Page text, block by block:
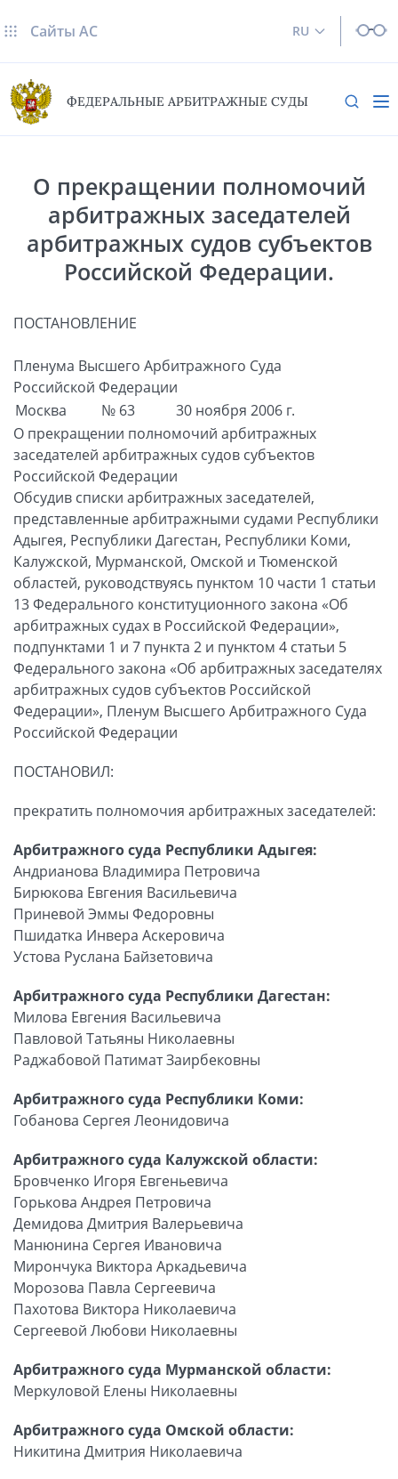
RU
Сайты AC
ФЕДЕРАЛЬНЫЕ АРБИТРАЖНЫЕ СУДЫ
О прекращении полномочий
арбитражных заседателей
арбитражных судов субъектов
Российской Федерации.
ПОСТАНОВЛЕНИЕ
Пленума Высшего Арбитражного Суда
Российской Федерации
Москва
№ 63
30 ноября 2006 г.
О прекращении полномочий арбитражных
заседателей арбитражных судов субъектов
Российской Федерации
Обсудив списки арбитражных заседателей,
представленные арбитражными судами Республики
Адыгея, Республики Дагестан, Республики Коми,
Калужской, Мурманской, Омской и Тюменской
областей, руководствуясь пунктом 10 части 1 статьи
13 Федерального конституционного закона «Об
арбитражных судах в Российской Федерации»,
подпунктами 1 и 7 пункта 2 и пунктом 4 статьи 5
Федерального закона «Об арбитражных заседателях
арбитражных судов субъектов Российской
Федерации», Пленум Высшего Арбитражного Суда
Российской Федерации
ПОСТАНОВИЛ:
прекратить полномочия арбитражных заседателей:
Арбитражного суда Республики Адыгея:
Андрианова Владимира Петровича
Бирюкова Евгения Васильевича
Приневой Эммы Федоровны
Пшидатка Инвера Аскеровича
Устова Руслана Байзетовича
Арбитражного суда Республики Дагестан:
Милова Евгения Васильевича
Павловой Татьяны Николаевны
Раджабовой Патимат Заирбековны
Арбитражного суда Республики Коми:
Гобанова Сергея Леонидовича
Арбитражного суда Калужской области:
Бровченко Игоря Евгеньевича
Горькова Андрея Петровича
Демидова Дмитрия Валерьевича
Манюнина Сергея Ивановича
Мирончука Виктора Аркадьевича
Морозова Павла Сергеевича
Пахотова Виктора Николаевича
Сергеевой Любови Николаевны
Арбитражного суда Мурманской области:
Меркуловой Елены Николаевны
Арбитражного суда Омской области:
Никитина Дмитрия Николаевича